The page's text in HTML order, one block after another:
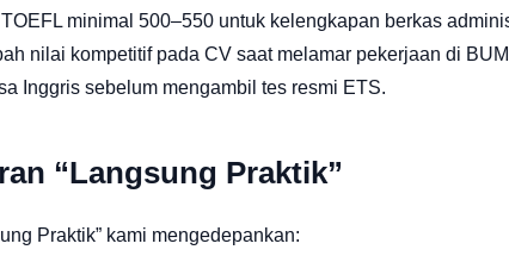
minimal 500–550 untuk kelengkapan berkas
nilai kompetitif pada CV saat melamar pekerjaan di
Inggris sebelum mengambil tes resmi ETS.
“Langsung Praktik”
Praktik” kami mengedepankan: